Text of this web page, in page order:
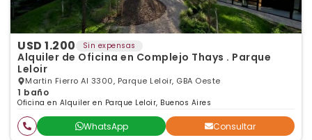
USD 1.200 Sin expensas
Alquiler de Oficina en Complejo Thays . Parque
Leloir
Martin Fierro Al 3300, Parque Leloir, GBA Oeste
1 baño
Oficina en Alquiler en Parque Leloir, Buenos Aires
WhatsApp Consultar